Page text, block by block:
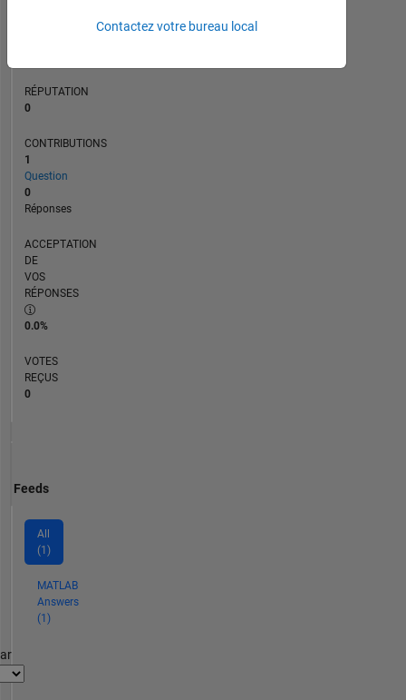
RÉPUTATION
0
CONTRIBUTIONS
1
Question
0
Réponses
ACCEPTATION
DE
VOS
RÉPONSES
0.0%
VOTES
REÇUS
0
Feeds
All
(1)
MATLAB
Answers
(1)
Contactez votre bureau local